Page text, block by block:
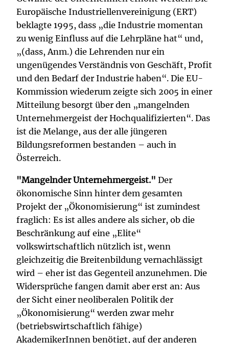
Europäische Industriellenvereinigung (ERT)
beklagte 1995, dass „die Industrie momentan
zu wenig Einfluss auf die Lehrpläne hat“ und,
„(dass, Anm.) die Lehrenden nur ein
ungenügendes Verständnis von Geschäft, Profit
und den Bedarf der Industrie haben“. Die EU-
Kommission wiederum zeigte sich 2005 in einer
Mitteilung besorgt über den „mangelnden
Unternehmergeist der Hochqualifizierten“. Das
ist die Melange, aus der alle jüngeren
Bildungsreformen bestanden – auch in
Österreich.
"Mangelnder Unternehmergeist." Der
ökonomische Sinn hinter dem gesamten
Projekt der „Ökonomisierung“ ist zumindest
fraglich: Es ist alles andere als sicher, ob die
Beschränkung auf eine „Elite“
volkswirtschaftlich nützlich ist, wenn
gleichzeitig die Breitenbildung vernachlässigt
wird – eher ist das Gegenteil anzunehmen. Die
Widersprüche fangen damit aber erst an: Aus
der Sicht einer neoliberalen Politik der
„Ökonomisierung“ werden zwar mehr
(betriebswirtschaftlich fähige)
AkademikerInnen benötigt, auf der anderen